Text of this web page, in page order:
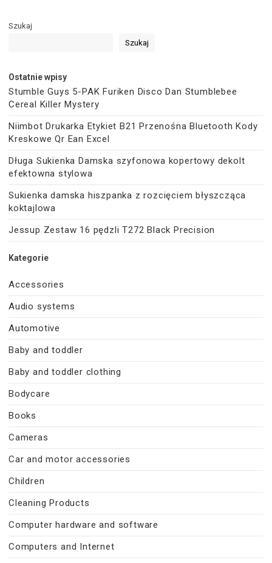
Szukaj
Szukaj
Ostatnie wpisy
Stumble Guys 5-PAK Furiken Disco Dan Stumblebee
Cereal Killer Mystery
Niimbot Drukarka Etykiet B21 Przenośna Bluetooth Kody
Kreskowe Qr Ean Excel
Długa Sukienka Damska szyfonowa kopertowy dekolt
efektowna stylowa
Sukienka damska hiszpanka z rozcięciem błyszcząca
koktajlowa
Jessup Zestaw 16 pędzli T272 Black Precision
Kategorie
Accessories
Audio systems
Automotive
Baby and toddler
Baby and toddler clothing
Bodycare
Books
Cameras
Car and motor accessories
Children
Cleaning Products
Computer hardware and software
Computers and Internet